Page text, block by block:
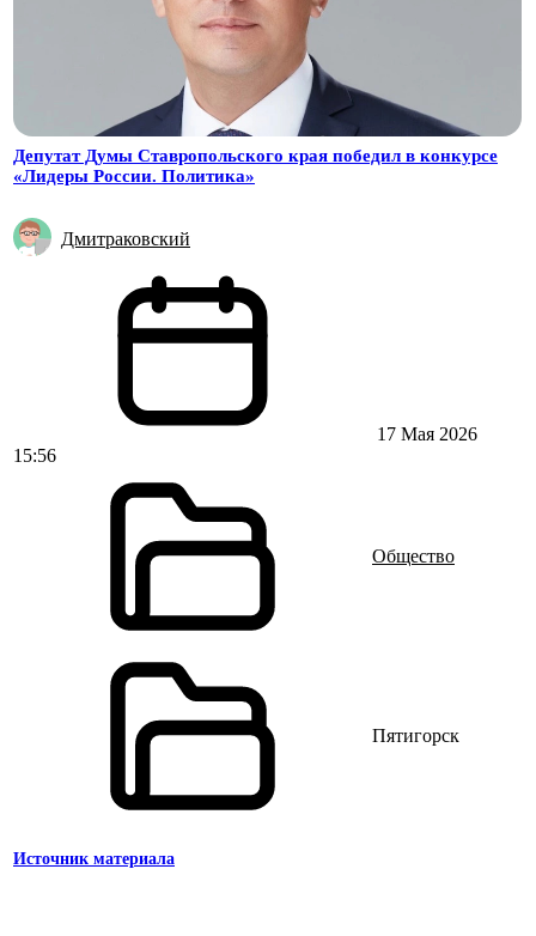
Депутат Думы Ставропольского края победил в конкурсе
«Лидеры России. Политика»
Дмитраковский
17 Мая 2026
15:56
Общество
Пятигорск
Источник материала